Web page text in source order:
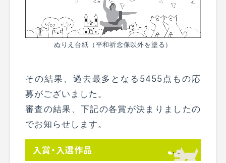
ぬりえ台紙（平和祈念像以外を塗る）
その結果、過去最多となる5455点もの応
募がございました。
審査の結果、下記の各賞が決まりましたの
でお知らせします。
入賞・入選作品